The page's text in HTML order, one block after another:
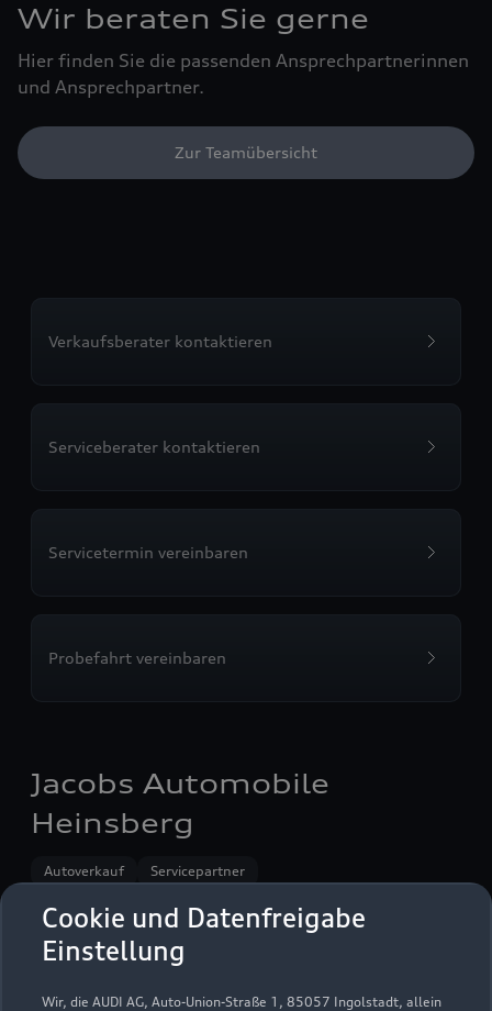
Cookie und Datenfreigabe
Einstellung
Wir, die AUDI AG, Auto-Union-Straße 1, 85057 Ingolstadt, allein
Wir beraten Sie gerne
Hier finden Sie die passenden Ansprechpartnerinnen
und Ansprechpartner.
Zur Teamübersicht
Verkaufsberater kontaktieren
Serviceberater kontaktieren
Servicetermin vereinbaren
Probefahrt vereinbaren
Jacobs Automobile
Heinsberg
Autoverkauf
Servicepartner